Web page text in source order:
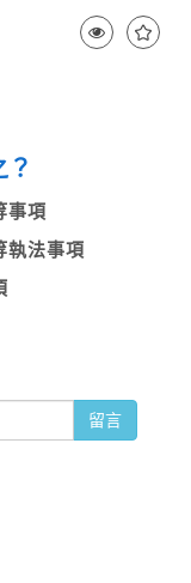
？
事項
執法事項
留言